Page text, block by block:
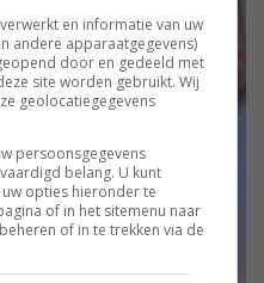
en informatie van uw
andere apparaatgegevens)
door en gedeeld met
site worden gebruikt. Wij
geolocatiegegevens
persoonsgegevens
belang. U kunt
opties hieronder te
of in het sitemenu naar
of in te trekken via de